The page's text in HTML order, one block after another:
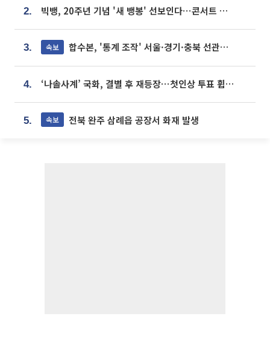
2. 빅뱅, 20주년 기념 '새 뱅봉' 선보인다⋯콘서트 앞두고 팝업 개최
3. 속보 합수본, '통계 조작' 서울·경기·충북 선관위 등 추가 압수수색
4. ‘나솔사계’ 국화, 결별 후 재등장⋯첫인상 투표 휩쓸고 ‘인기녀’ 등극
5. 속보 전북 완주 삼례읍 공장서 화재 발생